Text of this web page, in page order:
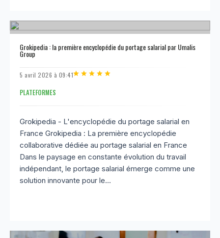
Grokipedia : la première encyclopédie du portage salarial par Umalis
Group
5 avril 2026 à 09:41
PLATEFORMES
Grokipedia - L'encyclopédie du portage salarial en
France Grokipedia : La première encyclopédie
collaborative dédiée au portage salarial en France
Dans le paysage en constante évolution du travail
indépendant, le portage salarial émerge comme une
solution innovante pour le...